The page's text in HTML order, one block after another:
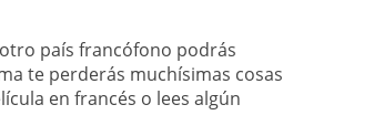
país francófono podrás
te perderás muchísimas cosas
en francés o lees algún